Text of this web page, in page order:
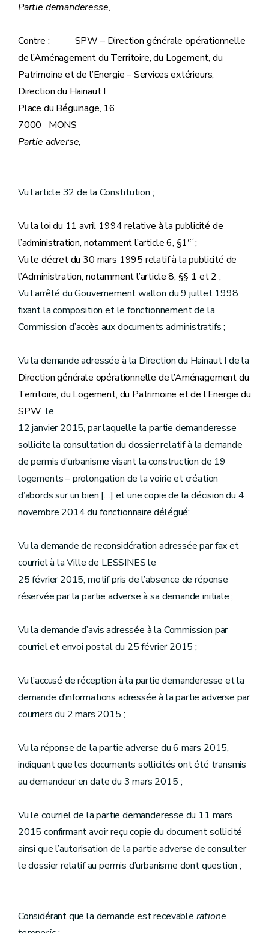
Partie demanderesse,
Contre : SPW – Direction générale opérationnelle
de l’Aménagement du Territoire, du Logement, du
Patrimoine et de l’Energie – Services extérieurs,
Direction du Hainaut I
Place du Béguinage, 16
7000 MONS
Partie adverse,
Vu l’article 32 de la Constitution ;
Vu la loi du 11 avril 1994 relative à la publicité de
l’administration, notamment l’article 6, §1er;
Vu le décret du 30 mars 1995 relatif à la publicité de
l’Administration, notamment l’article 8, §§ 1 et 2 ;
Vu l’arrêté du Gouvernement wallon du 9 juillet 1998
fixant la composition et le fonctionnement de la
Commission d’accès aux documents administratifs ;
Vu la demande adressée à la Direction du Hainaut I de la
Direction générale opérationnelle de l’Aménagement du
Territoire, du Logement, du Patrimoine et de l’Energie du
SPW le
12 janvier 2015, par laquelle la partie demanderesse
sollicite la consultation du dossier relatif à la demande
de permis d’urbanisme visant la construction de 19
logements – prolongation de la voirie et création
d’abords sur un bien […] et une copie de la décision du 4
novembre 2014 du fonctionnaire délégué;
Vu la demande de reconsidération adressée par fax et
courriel à la Ville de LESSINES le
25 février 2015, motif pris de l’absence de réponse
réservée par la partie adverse à sa demande initiale ;
Vu la demande d’avis adressée à la Commission par
courriel et envoi postal du 25 février 2015 ;
Vu l’accusé de réception à la partie demanderesse et la
demande d’informations adressée à la partie adverse par
courriers du 2 mars 2015 ;
Vu la réponse de la partie adverse du 6 mars 2015,
indiquant que les documents sollicités ont été transmis
au demandeur en date du 3 mars 2015 ;
Vu le courriel de la partie demanderesse du 11 mars
2015 confirmant avoir reçu copie du document sollicité
ainsi que l’autorisation de la partie adverse de consulter
le dossier relatif au permis d’urbanisme dont question ;
Considérant que la demande est recevable ratione